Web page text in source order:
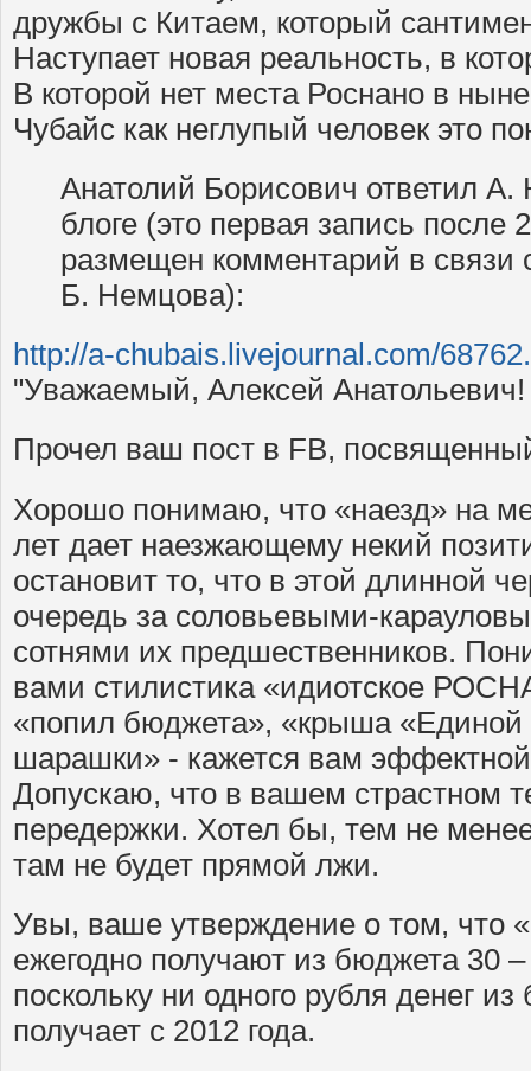
дружбы с Китаем, который
Наступает новая реальность, в
В которой нет места Роснано в
Чубайс как неглупый человек это
Анатолий Борисович ответил
блоге (это первая запись после
размещен комментарий в связи
Б. Немцова):
http://a-chubais.livejournal.com/
"Уважаемый, Алексей Анатольевич!
Прочел ваш пост в FB,
Хорошо понимаю, что «наезд» на
лет дает наезжающему некий
остановит то, что в этой длинной
очередь за соловьевыми-
сотнями их предшественников.
вами стилистика «идиотское
«попил бюджета», «крыша «Единой
шарашки» - кажется вам
Допускаю, что в вашем страстном
передержки. Хотел бы, тем не
там не будет прямой лжи.
Увы, ваше утверждение о том, что
ежегодно получают из бюджета 30
поскольку ни одного рубля денег
получает с 2012 года.